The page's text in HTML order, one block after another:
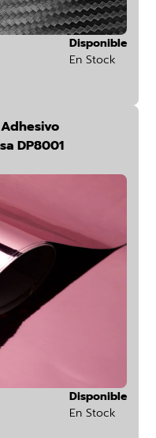
Disponible
En Stock
DP8001
Disponible
En Stock